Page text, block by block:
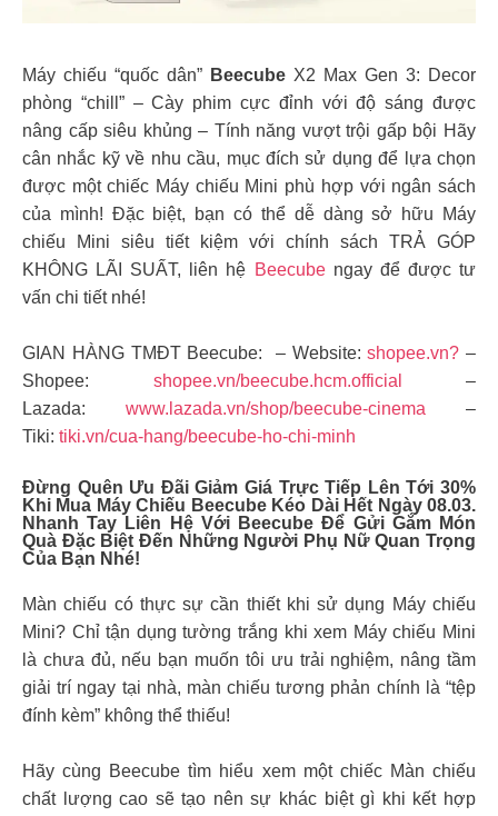
Máy chiếu “quốc dân” Beecube X2 Max Gen 3: Decor
phòng “chill” – Cày phim cực đỉnh với độ sáng được
nâng cấp siêu khủng – Tính năng vượt trội gấp bội Hãy
cân nhắc kỹ về nhu cầu, mục đích sử dụng để lựa chọn
được một chiếc Máy chiếu Mini phù hợp với ngân sách
của mình! Đặc biệt, bạn có thể dễ dàng sở hữu Máy
chiếu Mini siêu tiết kiệm với chính sách TRẢ GÓP
KHÔNG LÃI SUẤT, liên hệ Beecubengay để được tư
vấn chi tiết nhé!
GIAN HÀNG TMĐT Beecube: – Website:shopee.vn? –
Shopee: shopee.vn/beecube.hcm.official
–
Lazada: www.lazada.vn/shop/beecube-cinema –
Tiki: tiki.vn/cua-hang/beecube-ho-chi-minh
Đừng Quên Ưu Đãi Giảm Giá Trực Tiếp Lên Tới 30%
Khi Mua Máy Chiếu Beecube Kéo Dài Hết Ngày 08.03.
Nhanh Tay Liên Hệ Với Beecube Để Gửi Gắm Món
Quà Đặc Biệt Đến Những Người Phụ Nữ Quan Trọng
Của Bạn Nhé!
Màn chiếu có thực sự cần thiết khi sử dụng Máy chiếu
Mini? Chỉ tận dụng tường trắng khi xem Máy chiếu Mini
là chưa đủ, nếu bạn muốn tôi ưu trải nghiệm, nâng tầm
giải trí ngay tại nhà, màn chiếu tương phản chính là “tệp
đính kèm” không thể thiếu!
Hãy cùng Beecube tìm hiểu xem một chiếc Màn chiếu
chất lượng cao sẽ tạo nên sự khác biệt gì khi kết hợp